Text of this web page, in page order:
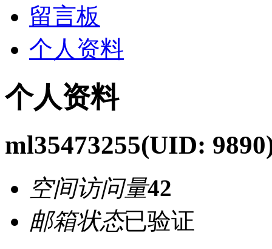
留言板
个人资料
个人资料
ml35473255(UID:
空间访问量42
邮箱状态已验证